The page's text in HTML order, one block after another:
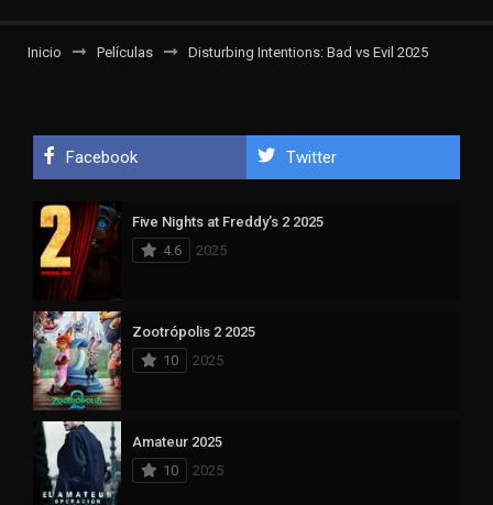
Inicio Películas Disturbing Intentions: Bad vs Evil 2025
Facebook Twitter
Five Nights at Freddy’s 2 2025
4.6
2025
Zootrópolis 2 2025
10
2025
Amateur 2025
10
2025